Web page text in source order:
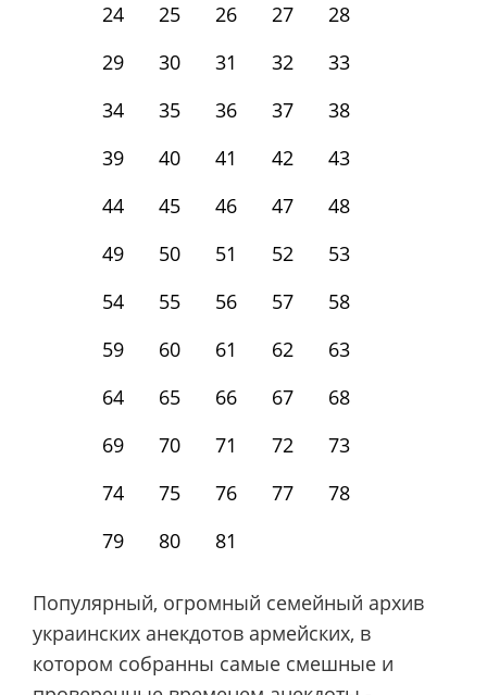
24
25 26 27
28
29
30 31 32
33
34
35 36 37
38
39
40 41 42
43
44
45 46 47
48
49
50 51 52
53
54
55 56 57
58
59
60 61 62
63
64
65 66 67
68
69
70 71 72
73
74
75 76 77
78
79
80 81
Популярный, огромный семейный архив
украинских анекдотов армейских, в
котором собранны самые смешные и